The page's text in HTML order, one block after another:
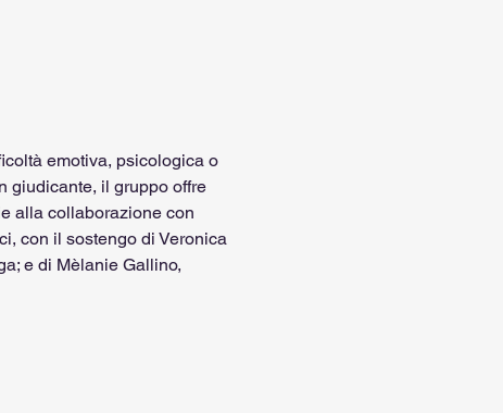
emotiva, psicologica o
giudicante, il gruppo offre
alla collaborazione con
con il sostengo di Veronica
e di Mèlanie Gallino,